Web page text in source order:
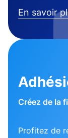
En savoir
Créez de la
Profitez de